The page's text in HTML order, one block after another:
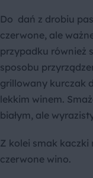
Do dań z drobiu
czerwone, ale
przypadku również
sposobu
grillowany kurczak
lekkim winem.
białym, ale
Z kolei smak kaczki
czerwone wino.